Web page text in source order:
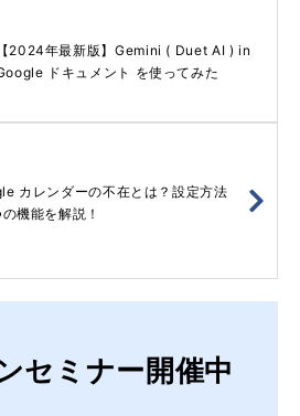
【2024年最新版】Gemini ( Duet AI ) in
ドキュメント を使ってみた
カレンダーの不在とは？設定方法
機能を解説！
セミナー開催中